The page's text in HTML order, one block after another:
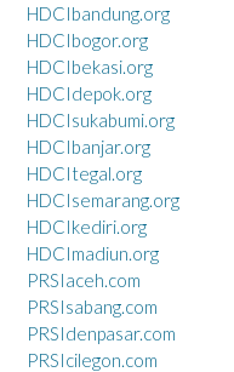
HDCIbandung.org
HDCIbogor.org
HDCIbekasi.org
HDCIdepok.org
HDCIsukabumi.org
HDCIbanjar.org
HDCItegal.org
HDCIsemarang.org
HDCIkediri.org
HDCImadiun.org
PRSIaceh.com
PRSIsabang.com
PRSIdenpasar.com
PRSIcilegon.com